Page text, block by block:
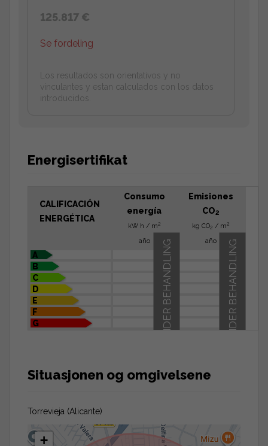
125.817 €
Se fordeling
Los resultados son orientativos y no
vinculantes y estan calculados con los datos
introducidos.
Energisertifikat
CALIFICACIÓN
ENERGÉTICA
Consumo
energía
kW h / m2
año
Emisiones
CO2
kg CO2 / m2
año
A
B
C
D
E
F
G
UNDER BEHANDLING
UNDER BEHANDLING
Situasjonen og omgivelsene
Torrevieja (Alicante)
+